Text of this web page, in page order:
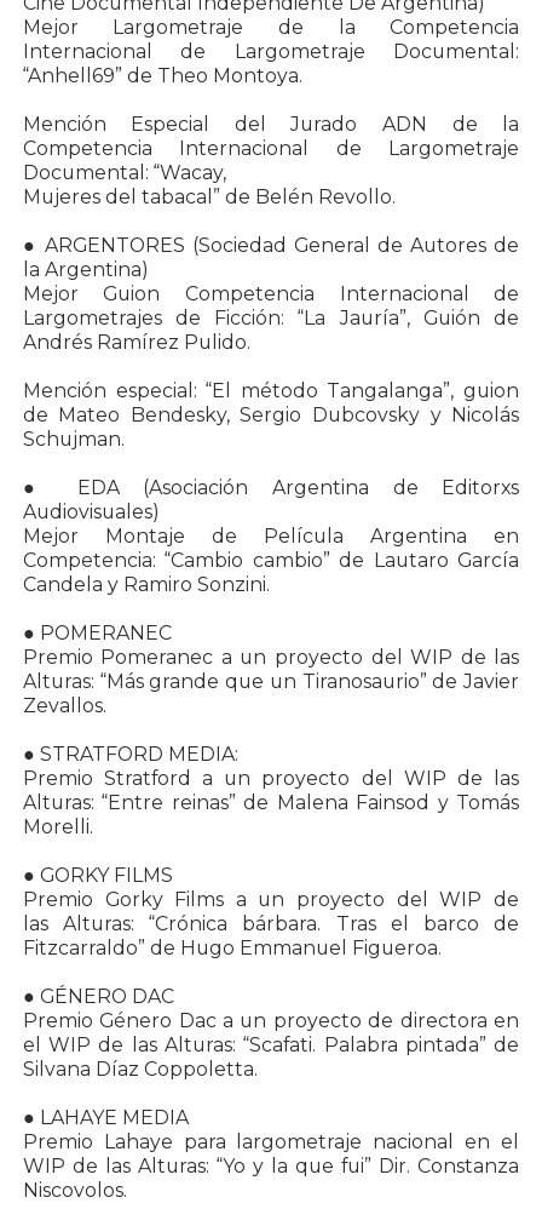
Mejor Largometraje de la Competencia
Internacional de Largometraje Documental:
“Anhell69” de Theo Montoya.
Mención Especial del Jurado ADN de la
Competencia Internacional de Largometraje
Documental: “Wacay,
Mujeres del tabacal” de Belén Revollo.
● ARGENTORES (Sociedad General de Autores de
la Argentina)
Mejor Guion Competencia Internacional de
Largometrajes de Ficción: “La Jauría”, Guión de
Andrés Ramírez Pulido.
Mención especial: “El método Tangalanga”, guion
de Mateo Bendesky, Sergio Dubcovsky y Nicolás
Schujman.
● EDA (Asociación Argentina de Editorxs
Audiovisuales)
Mejor Montaje de Película Argentina en
Competencia: “Cambio cambio” de Lautaro García
Candela y Ramiro Sonzini.
● POMERANEC
Premio Pomeranec a un proyecto del WIP de las
Alturas: “Más grande que un Tiranosaurio” de Javier
Zevallos.
● STRATFORD MEDIA:
Premio Stratford a un proyecto del WIP de las
Alturas: “Entre reinas” de Malena Fainsod y Tomás
Morelli.
● GORKY FILMS
Premio Gorky Films a un proyecto del WIP de
las Alturas: “Crónica bárbara. Tras el barco de
Fitzcarraldo” de Hugo Emmanuel Figueroa.
● GÉNERO DAC
Premio Género Dac a un proyecto de directora en
el WIP de las Alturas: “Scafati. Palabra pintada” de
Silvana Díaz Coppoletta.
● LAHAYE MEDIA
Premio Lahaye para largometraje nacional en el
WIP de las Alturas: “Yo y la que fui” Dir. Constanza
Niscovolos.